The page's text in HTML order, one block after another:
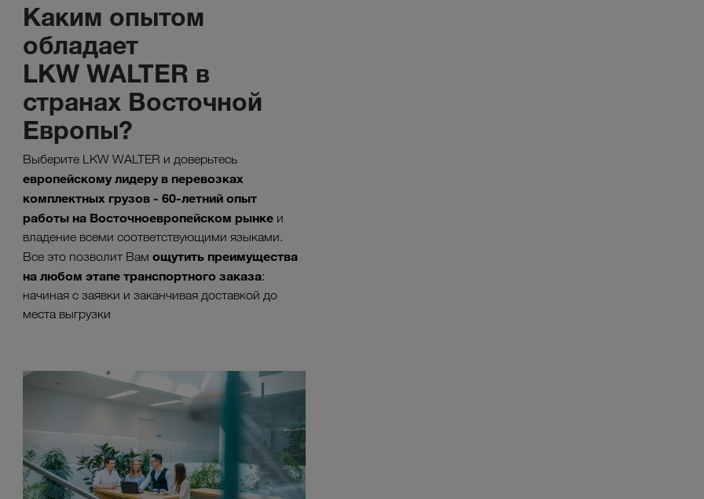
Каким опытом
обладает
LKW WALTER в
странах Восточной
Европы?
Выберите LKW WALTER и доверьтесь
европейскому лидеру в перевозках
комплектных грузов - 60-летний опыт
работы на Восточноевропейском рынке и
владение всеми соответствующими языками.
Все это позволит Вам ощутить преимущества
на любом этапе транспортного заказа:
начиная с заявки и заканчивая доставкой до
места выгрузки